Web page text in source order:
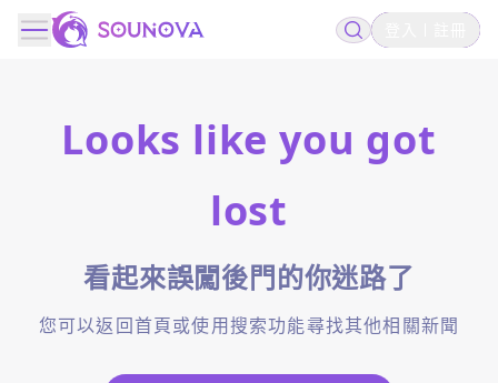
Looks like you got
lost
看起來誤闖後門的你迷路了
您可以返回首頁或使用搜索功能尋找其他相關新聞